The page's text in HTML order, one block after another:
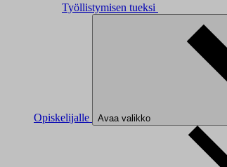
Työllistymisen tueksi
Opiskelijalle Avaa valikko